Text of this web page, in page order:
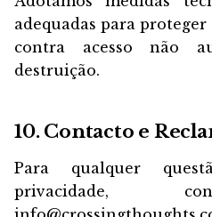
adequadas para proteger
contra acesso não
destruição.
10. Contacto e
Para qualquer
privacidade,